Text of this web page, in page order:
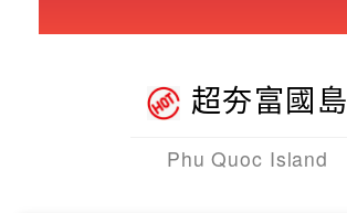
超夯富國島
Phu Quoc Island